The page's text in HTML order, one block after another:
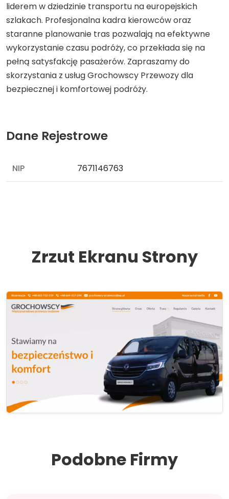
liderem w dziedzinie transportu na europejskich
szlakach. Profesjonalna kadra kierowców oraz
staranne planowanie tras pozwalają na efektywne
wykorzystanie czasu podróży, co przekłada się na
pełną satysfakcję pasażerów. Zapraszamy do
skorzystania z usług Grochowscy Przewozy dla
bezpiecznej i komfortowej podróży.
Dane Rejestrowe
NIP 7671146763
Zrzut Ekranu Strony
Podobne Firmy